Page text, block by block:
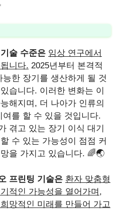
술 수준은 임상 연구에서
니다. 2025년부터 본격적
한 장기를 생산하게 될 것
습니다. 이러한 변화는 이
해지며, 더 나아가 인류의
를 할 수 있을 것입니다.
겪고 있는 장기 이식 대기
수 있는 가능성이 점점 커
을 가지고 있습니다. 🌈🌏
프린팅 기술은 환자 맞춤형
적인 가능성을 열어가며,
망적인 미래를 만들어 가고